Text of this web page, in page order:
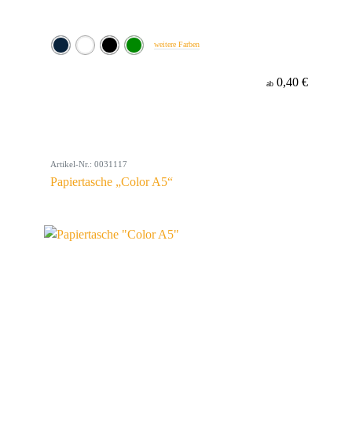
weitere Farben
ab 0,40 €
Artikel-Nr.: 0031117
Papiertasche „Color A5“